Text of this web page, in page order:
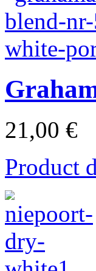
21,00 €
Product